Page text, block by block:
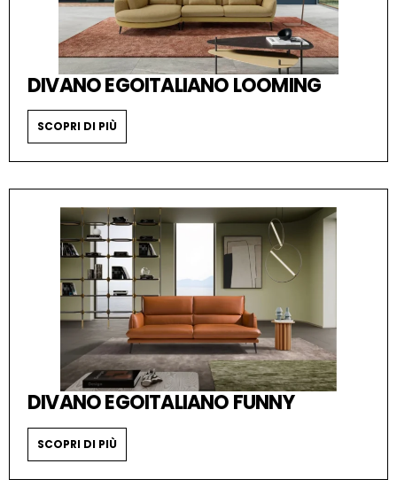
DIVANO EGOITALIANO LOOMING
SCOPRI DI PIÙ
DIVANO EGOITALIANO FUNNY
SCOPRI DI PIÙ